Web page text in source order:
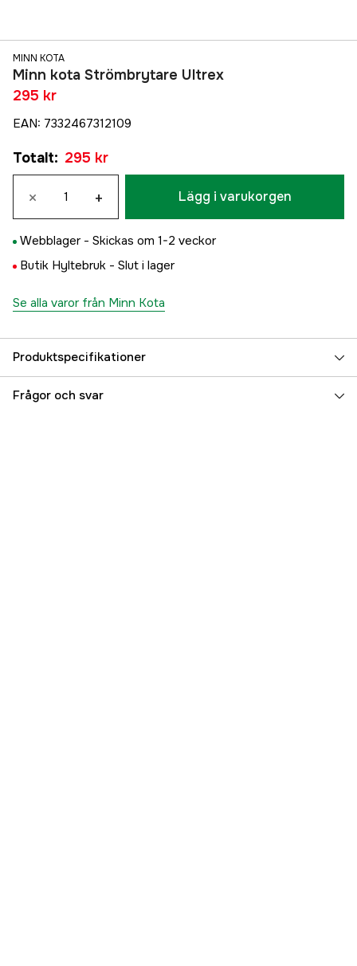
MINN KOTA
Minn kota Strömbrytare Ultrex
295 kr
EAN: 7332467312109
Totalt: 295 kr
× + Lägg i varukorgen
Webblager - Skickas om 1-2 veckor
Butik Hyltebruk - Slut i lager
Se alla varor från Minn Kota
Produktspecifikationer
Referensnummer 5000079182
Frågor och svar